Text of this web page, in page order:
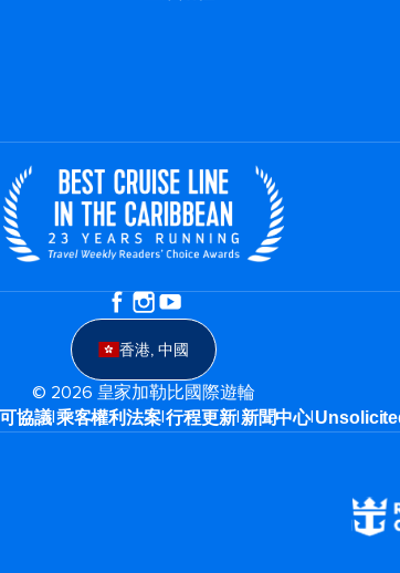
香港, 中國
© 2026 皇家加勒比國際遊輪
協議|乘客權利法案|行程更新|新聞中心|